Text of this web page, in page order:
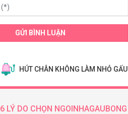
GỬI BÌNH LUẬN
HÚT CHÂN KHÔNG LÀM NHỎ GẤU
6 LÝ DO CHỌN NGOINHAGAUBONG